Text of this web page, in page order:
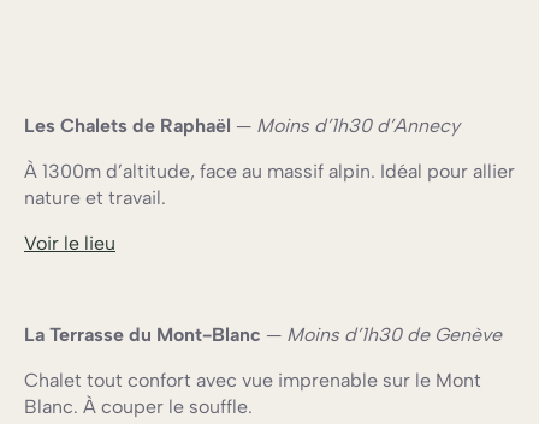
Les Chalets de Raphaël — Moins d’1h30 d’Annecy
À 1300m d’altitude, face au massif alpin. Idéal pour allier
nature et travail.
Voir le lieu
La Terrasse du Mont-Blanc — Moins d’1h30 de Genève
Chalet tout confort avec vue imprenable sur le Mont
Blanc. À couper le souffle.